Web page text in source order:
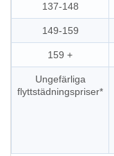
137-148
149-159
159 +
Ungefärliga
flyttstädningspriser*